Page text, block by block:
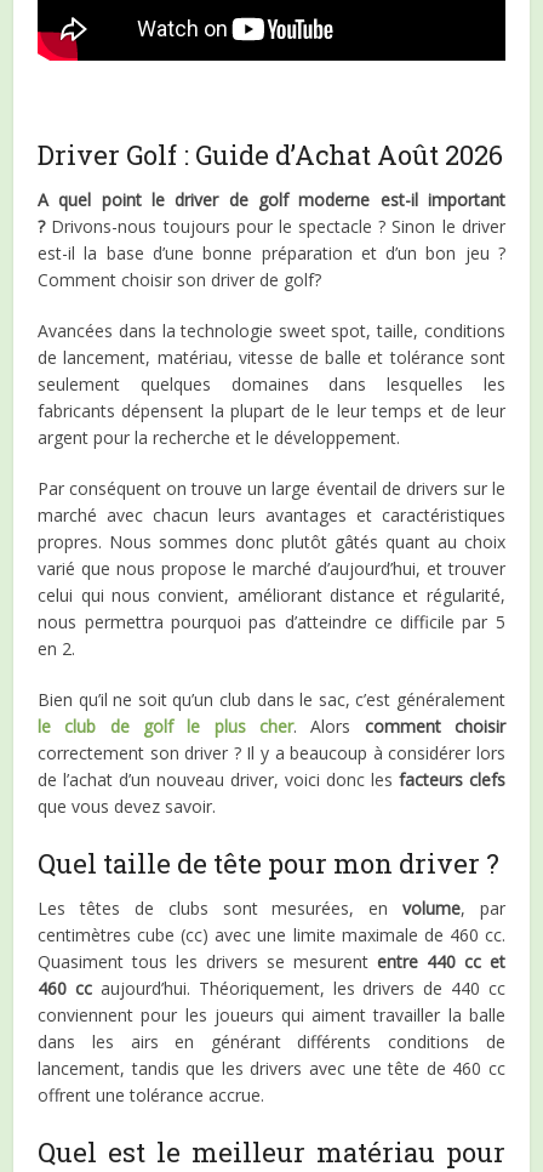
Driver Golf : Guide d’Achat Août 2026
A quel point le driver de golf moderne est-il important
? Drivons-nous toujours pour le spectacle ? Sinon le driver
est-il la base d’une bonne préparation et d’un bon jeu ?
Comment choisir son driver de golf?
Avancées dans la technologie sweet spot, taille, conditions
de lancement, matériau, vitesse de balle et tolérance sont
seulement quelques domaines dans lesquelles les
fabricants dépensent la plupart de le leur temps et de leur
argent pour la recherche et le développement.
Par conséquent on trouve un large éventail de drivers sur le
marché avec chacun leurs avantages et caractéristiques
propres. Nous sommes donc plutôt gâtés quant au choix
varié que nous propose le marché d’aujourd’hui, et trouver
celui qui nous convient, améliorant distance et régularité,
nous permettra pourquoi pas d’atteindre ce difficile par 5
en 2.
Bien qu’il ne soit qu’un club dans le sac, c’est généralement
le club de golf le plus cher. Alors comment choisir
correctement son driver ? Il y a beaucoup à considérer lors
de l’achat d’un nouveau driver, voici donc les facteurs clefs
que vous devez savoir.
Quel taille de tête pour mon driver ?
Les têtes de clubs sont mesurées, en volume, par
centimètres cube (cc) avec une limite maximale de 460 cc.
Quasiment tous les drivers se mesurent entre 440 cc et
460 cc aujourd’hui. Théoriquement, les drivers de 440 cc
conviennent pour les joueurs qui aiment travailler la balle
dans les airs en générant différents conditions de
lancement, tandis que les drivers avec une tête de 460 cc
offrent une tolérance accrue.
Quel est le meilleur matériau pour